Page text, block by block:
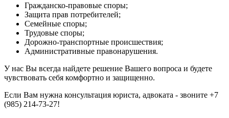
Гражданско-правовые споры;
Защита прав потребителей;
Семейные споры;
Трудовые споры;
Дорожно-транспортные происшествия;
Административные правонарушения.
У нас Вы всегда найдете решение Вашего вопроса и будете
чувствовать себя комфортно и защищенно.
Если Вам нужна консультация юриста, адвоката - звоните +7
(985) 214-73-27!